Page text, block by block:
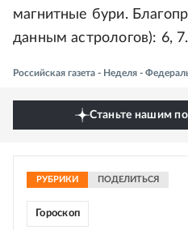
магнитные бури.
данным астрологов): 6, 7.
Российская газета - Неделя -
Станьте нашим
РУБРИКИ ПОДЕЛИТЬСЯ
Гороскоп